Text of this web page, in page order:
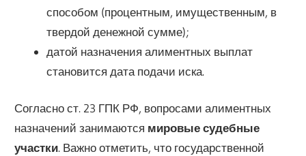
способом (процентным, имущественным, в
твердой денежной сумме);
датой назначения алиментных выплат
становится дата подачи иска.
Согласно ст. 23 ГПК РФ, вопросами алиментных
назначений занимаются мировые судебные
участки. Важно отметить, что государственной